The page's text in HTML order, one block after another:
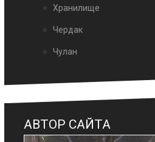
Хранилище
Чердак
Чулан
АВТОР САЙТА